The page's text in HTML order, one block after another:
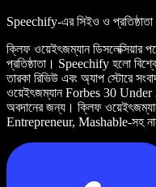
Speechify-এর সিইও ও প্রতিষ্ঠাতা
ক্লিফ ওয়েইৎজম্যান ডিসলেক্সিয়ার
প্রতিষ্ঠাতা। Speechify হলো
তারকা রিভিউ এবং অ্যাপ স্টোরে
ওয়েইৎজম্যান Forbes 30
অবদানের জন্য। ক্লিফ
Entrepreneur, Mashable-সহ